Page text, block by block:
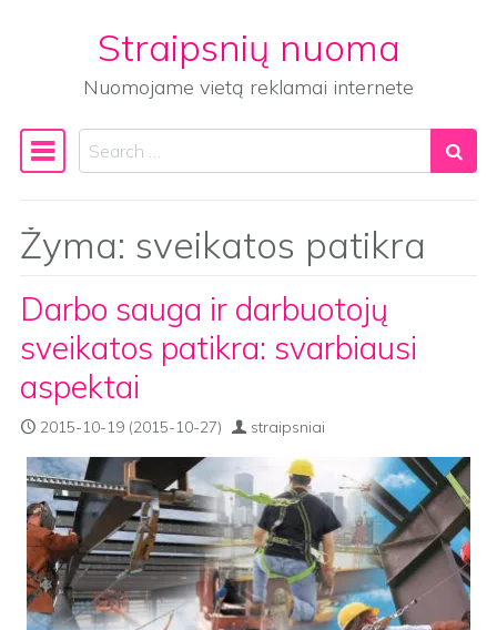
Straipsnių nuoma
Nuomojame vietą reklamai internete
Main Navigation
Search
Žyma: sveikatos patikra
Darbo sauga ir darbuotojų
sveikatos patikra: svarbiausi
aspektai
2015-10-19 (2015-10-27) straipsniai